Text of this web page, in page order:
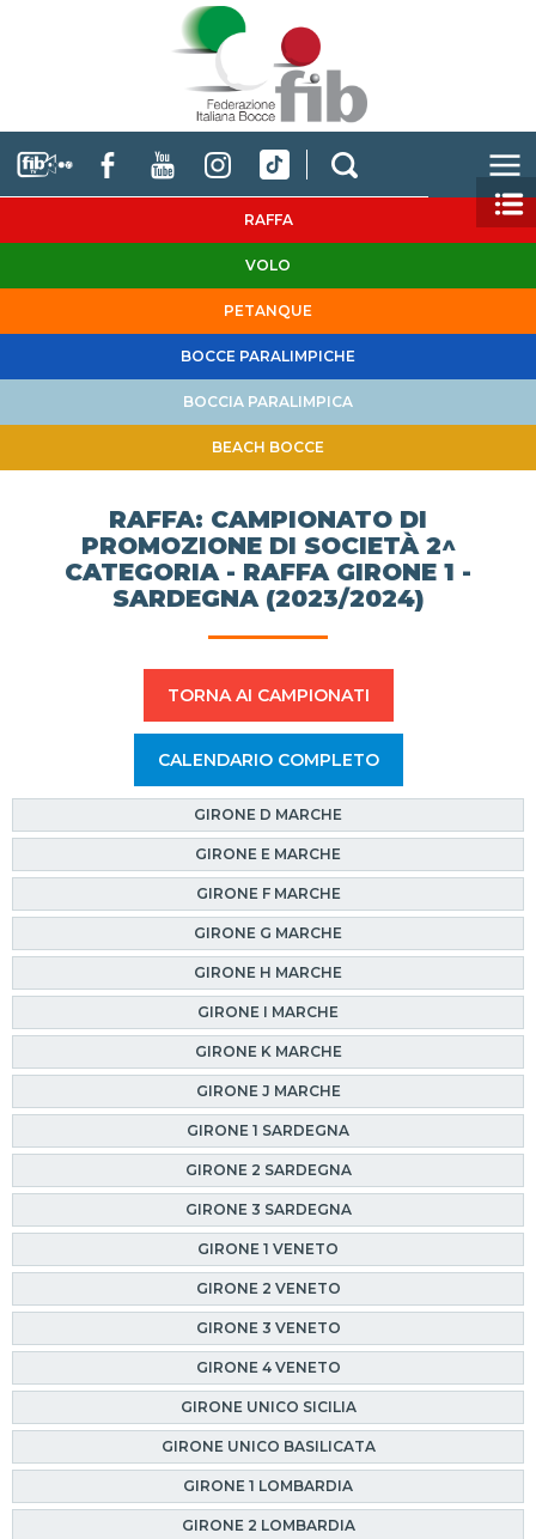
RAFFA
VOLO
PETANQUE
BOCCE PARALIMPICHE
BOCCIA PARALIMPICA
BEACH BOCCE
RAFFA: CAMPIONATO DI
PROMOZIONE DI SOCIETÀ 2^
CATEGORIA - RAFFA GIRONE 1 -
SARDEGNA (2023/2024)
TORNA AI CAMPIONATI
CALENDARIO COMPLETO
GIRONE D MARCHE
GIRONE E MARCHE
GIRONE F MARCHE
GIRONE G MARCHE
GIRONE H MARCHE
GIRONE I MARCHE
GIRONE K MARCHE
GIRONE J MARCHE
GIRONE 1 SARDEGNA
GIRONE 2 SARDEGNA
GIRONE 3 SARDEGNA
GIRONE 1 VENETO
GIRONE 2 VENETO
GIRONE 3 VENETO
GIRONE 4 VENETO
GIRONE UNICO SICILIA
GIRONE UNICO BASILICATA
GIRONE 1 LOMBARDIA
GIRONE 2 LOMBARDIA